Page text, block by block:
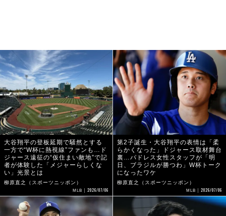
大谷翔平の登板延期で騒然とする
一方で“W杯に熱視線”ファンも…ド
ジャース遠征の“仮住まい敵地”で記
者が体験した「メジャーらしくな
い」光景とは
柳原直之（スポーツニッポン）
MLB 2026/07/06
第2子誕生・大谷翔平の表情は「柔
らかくなった」ドジャース取材舞台
裏…パドレス女性スタッフが「明
日、ブラジルが勝つわ」W杯トーク
になったワケ
柳原直之（スポーツニッポン）
MLB 2026/07/06